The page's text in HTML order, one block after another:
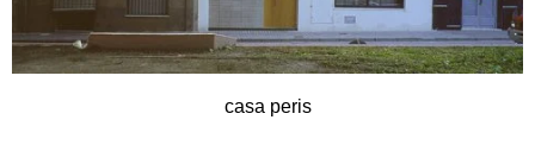
casa peris